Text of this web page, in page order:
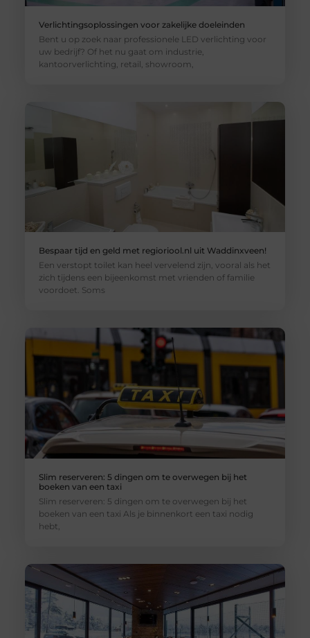
Verlichtingsoplossingen voor zakelijke doeleinden
Bent u op zoek naar professionele LED verlichting voor
uw bedrijf? Of het nu gaat om industrie,
kantoorverlichting, retail, showroom,
Bespaar tijd en geld met regioriool.nl uit Waddinxveen!
Een verstopt toilet kan heel vervelend zijn, vooral als het
zich tijdens een bijeenkomst met vrienden of familie
voordoet. Soms
Slim reserveren: 5 dingen om te overwegen bij het
boeken van een taxi
Slim reserveren: 5 dingen om te overwegen bij het
boeken van een taxi Als je binnenkort een taxi nodig
hebt,